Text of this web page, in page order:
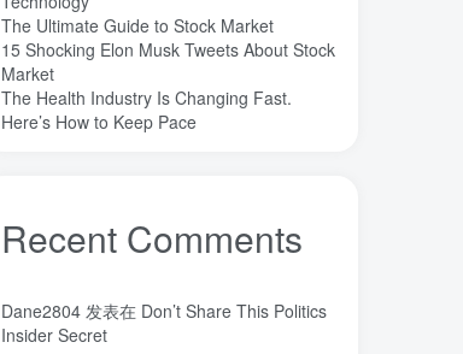
魔法(1) 高熵合金(3) 雷军 (3) 陶瓷
长期主义 (3)
销售(0) 量子金属态(0) 追梦少年(1)
达芬奇(1) 超分辨显微成像
网盘(0) 经济类(0) 纪录片(1)
秘密 碳离子治疗系统(1) 研究方向
石墨烯储能(1)
The Ultimate Guide to Stock Market
15 Shocking Elon Musk Tweets About Stock
Market
The Health Industry Is Changing Fast.
Here’s How to Keep Pace
Recent Comments
Dane2804 发表在 Don’t Share This Politics
Insider Secret